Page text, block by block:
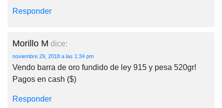
Responder
Morillo M dice:
noviembre 29, 2018 a las 1:34 pm
Vendo barra de oro fundido de ley 915 y pesa 520gr!
Pagos en cash ($)
Responder